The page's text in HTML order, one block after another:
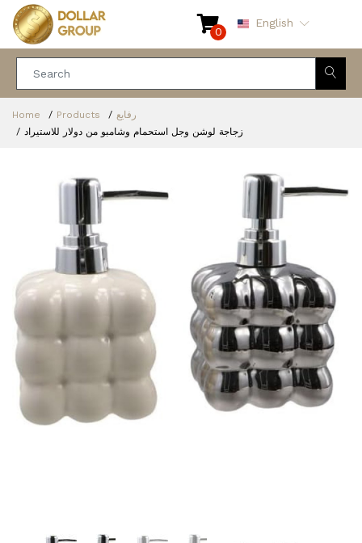
0
English
Home Products
رفايع
زجاجة لوشن وجل استحمام وشامبو من دولار للاستيراد